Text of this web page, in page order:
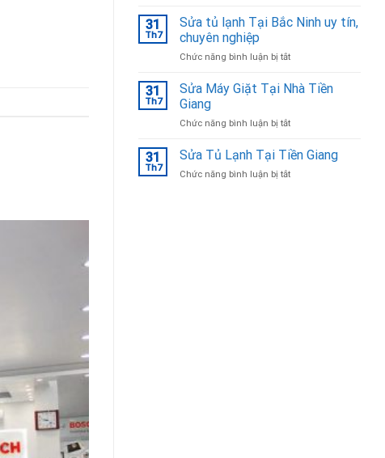
Ninh
Bếp
Bắc
31
Th7
Sửa tủ lạnh Tại Bắc Ninh uy tín,
chuyên nghiệp
Chức năng bình luận bị tắtở
tủ
Bắc
uy
chuyên
31
Th7
Sửa Máy Giặt Tại Nhà Tiền
Giang
Chức năng bình luận bị tắtở
Máy
Giặt
Tại
31
Th7
Sửa Tủ Lạnh Tại Tiền Giang
Chức năng bình luận bị tắtở